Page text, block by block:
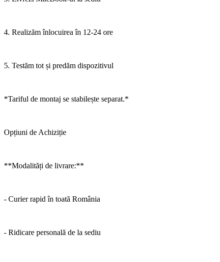
4. Realizăm înlocuirea în 12-24 ore
5. Testăm tot și predăm dispozitivul
*Tariful de montaj se stabilește separat.*
Opțiuni de Achiziție
**Modalități de livrare:**
- Curier rapid în toată România
- Ridicare personală de la sediu